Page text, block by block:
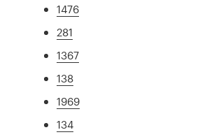
1476
281
1367
138
1969
134